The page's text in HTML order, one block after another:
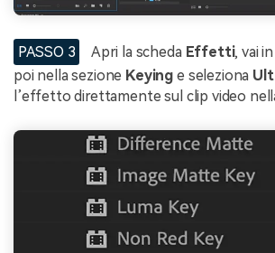
PASSO 3 Apri la scheda Effetti, vai in
poi nella sezione Keying e seleziona
l’effetto direttamente sul clip video